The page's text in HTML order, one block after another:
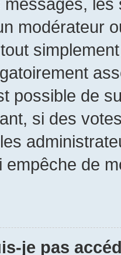
modérateur
possible de
si des
de
je pas